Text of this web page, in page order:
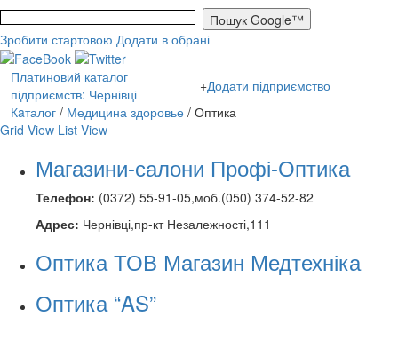
Зробити стартовою Додати в обрані
Платиновий каталог
підприємств: Чернівці
+Додати підприємство
Кaталог/ Медицина здоровье/ Оптика
Grid View List View
Магазини-салони Профі-Оптика
Телефон: (0372) 55-91-05,моб.(050) 374-52-82
Адрес: Чернівці,пр-кт Незалежності,111
Оптика ТОВ Магазин Медтехніка
Оптика “AS”